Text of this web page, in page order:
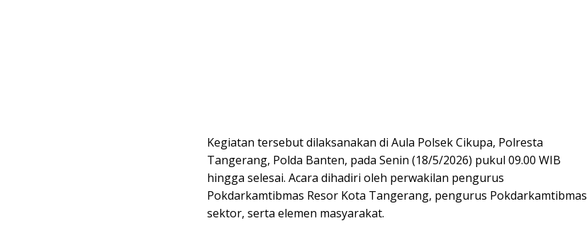
Kegiatan tersebut dilaksanakan di Aula Polsek Cikupa, Polresta
Tangerang, Polda Banten, pada Senin (18/5/2026) pukul 09.00 WIB
hingga selesai. Acara dihadiri oleh perwakilan pengurus
Pokdarkamtibmas Resor Kota Tangerang, pengurus Pokdarkamtibmas
sektor, serta elemen masyarakat.